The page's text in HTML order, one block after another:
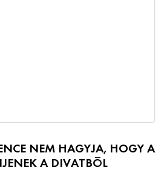
NEM HAGYJA, HOGY A
A DIVATBÓL